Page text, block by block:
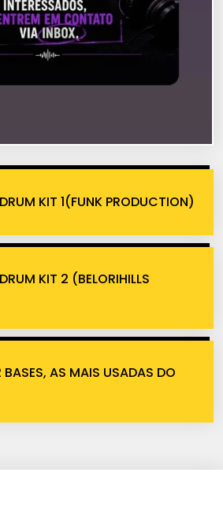
KIT 1(FUNK PRODUCTION)
KIT 2 (BELORIHILLS
AS MAIS USADAS DO